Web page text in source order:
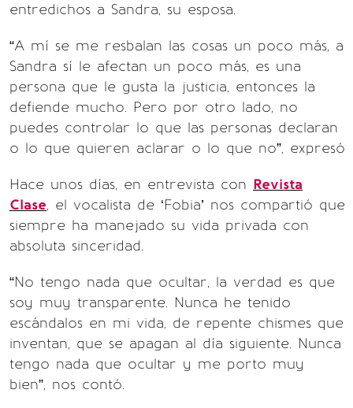
entredichos a Sandra, su esposa.
“A mí se me resbalan las cosas un poco más, a
Sandra sí le afectan un poco más, es una
persona que le gusta la justicia, entonces la
defiende mucho. Pero por otro lado, no
puedes controlar lo que las personas declaran
o lo que quieren aclarar o lo que no”, expresó
Hace unos días, en entrevista con Revista
Clase, el vocalista de ‘Fobia’ nos compartió que
siempre ha manejado su vida privada con
absoluta sinceridad.
“No tengo nada que ocultar, la verdad es que
soy muy transparente. Nunca he tenido
escándalos en mi vida, de repente chismes que
inventan, que se apagan al día siguiente. Nunca
tengo nada que ocultar y me porto muy
bien”, nos contó.